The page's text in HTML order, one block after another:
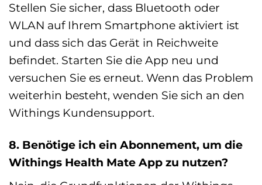
Stellen Sie sicher, dass Bluetooth oder
WLAN auf Ihrem Smartphone aktiviert ist
und dass sich das Gerät in Reichweite
befindet. Starten Sie die App neu und
versuchen Sie es erneut. Wenn das Problem
weiterhin besteht, wenden Sie sich an den
Withings Kundensupport.
8. Benötige ich ein Abonnement, um die
Withings Health Mate App zu nutzen?